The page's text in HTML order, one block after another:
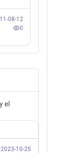
08-12
0
el
2023-10-25